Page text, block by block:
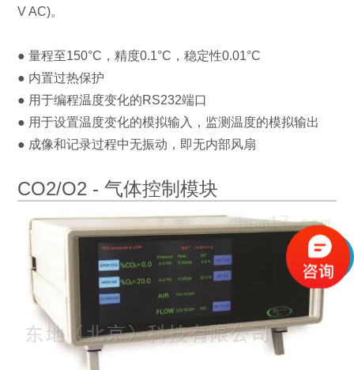
V AC)。
● 量程至150°C，精度0.1°C，稳定性0.01°C
● 内置过热保护
● 用于编程温度变化的RS232端口
● 用于设置温度变化的模拟输入 ， 监测温度的模拟输出
● 成像和记录过程中无振动，即无内部风扇
CO2/O2 - 气体控制模块